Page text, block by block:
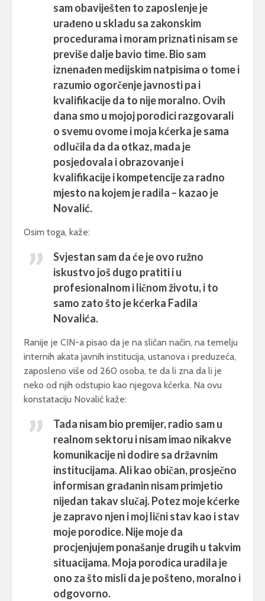
sam obaviješten to zaposlenje je
urađeno u skladu sa zakonskim
procedurama i moram priznati nisam se
previše dalje bavio time. Bio sam
iznenađen medijskim natpisima o tome i
razumio ogorčenje javnosti pa i
kvalifikacije da to nije moralno. Ovih
dana smo u mojoj porodici razgovarali
o svemu ovome i moja kćerka je sama
odlučila da da otkaz, mada je
posjedovala i obrazovanje i
kvalifikacije i kompetencije za radno
mjesto na kojem je radila – kazao je
Novalić.
Osim toga, kaže:
Svjestan sam da će je ovo ružno
iskustvo još dugo pratiti i u
profesionalnom i ličnom životu, i to
samo zato što je kćerka Fadila
Novalića.
Ranije je CIN-a pisao da je na sličan način, na temelju
internih akata javnih institucija, ustanova i preduzeća,
zaposleno više od 260 osoba, te da li zna da li je
neko od njih odstupio kao njegova kćerka. Na ovu
konstataciju Novalić kaže:
Tada nisam bio premijer, radio sam u
realnom sektoru i nisam imao nikakve
komunikacije ni dodire sa državnim
institucijama. Ali kao običan, prosječno
informisan građanin nisam primjetio
nijedan takav slučaj. Potez moje kćerke
je zapravo njen i moj lični stav kao i stav
moje porodice. Nije moje da
procjenjujem ponašanje drugih u takvim
situacijama. Moja porodica uradila je
ono za što misli da je pošteno, moralno i
odgovorno.